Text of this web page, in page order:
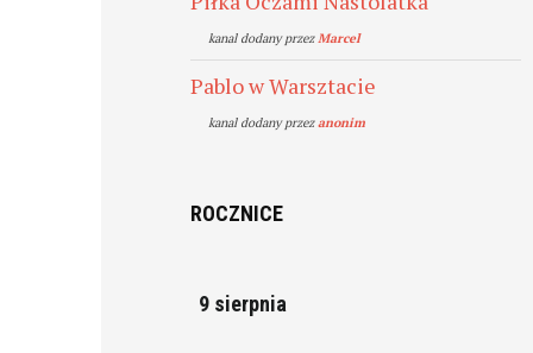
kanal dodany przezMarcel
Pablo w Warsztacie
kanal dodany przezanonim
ROCZNICE
9 sierpnia